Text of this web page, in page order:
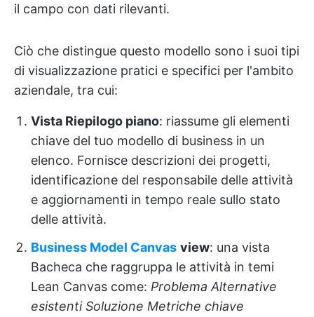
il campo con dati rilevanti.
Ciò che distingue questo modello sono i suoi tipi
di visualizzazione pratici e specifici per l'ambito
aziendale, tra cui:
Vista Riepilogo piano: riassume gli elementi
chiave del tuo modello di business in un
elenco. Fornisce descrizioni dei progetti,
identificazione del responsabile delle attività
e aggiornamenti in tempo reale sullo stato
delle attività.
Business Model Canvas view: una vista
Bacheca che raggruppa le attività in temi
Lean Canvas come: Problema Alternative
esistenti Soluzione Metriche chiave